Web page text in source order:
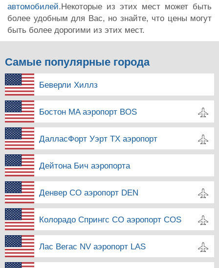
автомобилей.Некоторые из этих мест может быть
более удобным для Вас, но знайте, что цены могут
быть более дорогими из этих мест.
Самые популярные города
Беверли Хиллз
Бостон MA аэропорт BOS
ДалласФорт Уэрт TX аэропорт
Дейтона Бич аэропорта
Денвер CO аэропорт DEN
Колорадо Спрингс CO аэропорт COS
Лас Вегас NV аэропорт LAS